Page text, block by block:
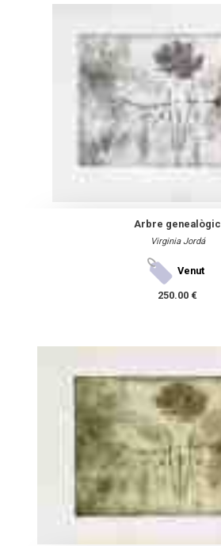
Arbre genealògic
Virginia Jordá
Venut
250.00 €